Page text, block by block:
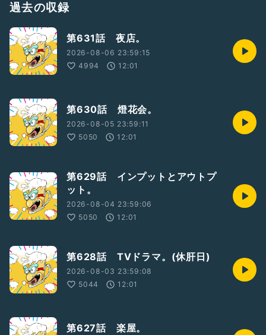
過去の収録
第631話 夜店。
2026-08-06 23:59:15
4994
12:01
第630話 燈花会。
2026-08-05 23:59:11
5050
12:01
第629話 インプットとアウトプ
ット。
2026-08-04 23:59:06
5050
12:01
第628話 TVドラマ。(休肝日)
2026-08-03 23:59:08
5044
12:01
第627話 楽屋。